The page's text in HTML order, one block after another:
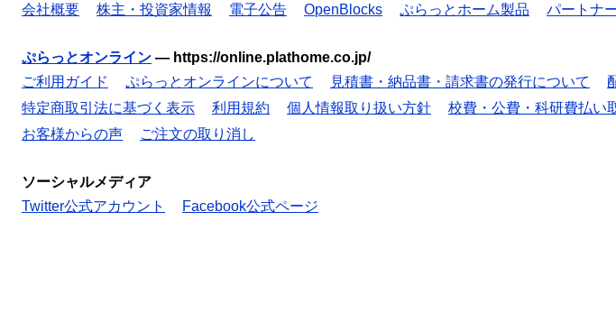
会社概要
株主・投資家情報 電子公告 OpenBlocks ぷらっとホーム製品 パートナ
ぷらっとオンライン — https://online.plathome.co.jp/
ご利用ガイド
ぷらっとオンラインについて 見積書・納品書・請求書の発行について
特定商取引法に基づく表示
利用規約 個人情報取り扱い方針 校費・公費・科研費払い
お客様からの声
ご注文の取り消し
ソーシャルメディア
Twitter公式アカウント
Facebook公式ページ